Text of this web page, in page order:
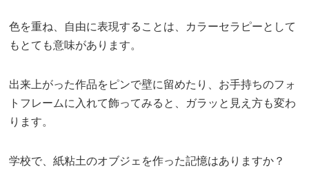
色を重ね、自由に表現することは、カラーセラピーとして
もとても意味があります。
出来上がった作品をピンで壁に留めたり、お手持ちのフォ
トフレームに入れて飾ってみると、ガラッと見え方も変わ
ります。
学校で、紙粘土のオブジェを作った記憶はありますか？